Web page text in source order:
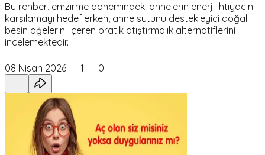
Bu rehber, emzirme dönemindeki annelerin enerji ihtiyacını
karşılamayı hedeflerken, anne sütünü destekleyici doğal
besin öğelerini içeren pratik atıştırmalık alternatiflerini
incelemektedir.
08 Nisan 2026 1 0